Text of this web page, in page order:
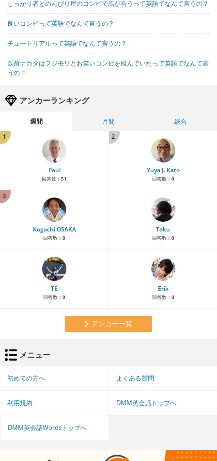
しっかり者とのんびり屋のコンビで馬が合うって英語でなんて言うの？
良いコンビって英語でなんて言うの？
チュートリアルって英語でなんて言うの？
以前ナカタはフジモリとお笑いコンビを組んでいたって英語でなんて言
うの？
アンカーランキング
週間 月間
総合
1
Paul
回答数： 51
2
Yuya J. Kato
回答数： 0
3
Kogachi OSAKA
回答数： 0
Taku
回答数： 0
TE
回答数： 0
Erik
回答数： 0
アンカー一覧
メニュー
初めての方へ よくある質問
利用規約 DMM英会話トップへ
DMM英会話Wordsトップへ